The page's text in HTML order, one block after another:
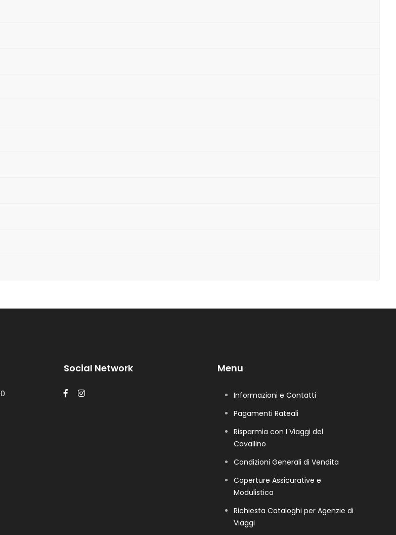
Social Network Menu
Informazioni e Contatti
Pagamenti Rateali
Risparmia con I Viaggi del
Cavallino
Condizioni Generali di Vendita
Coperture Assicurative e
Modulistica
Richiesta Cataloghi per Agenzie di
Viaggi